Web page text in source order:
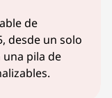
de
desde un solo
pila de